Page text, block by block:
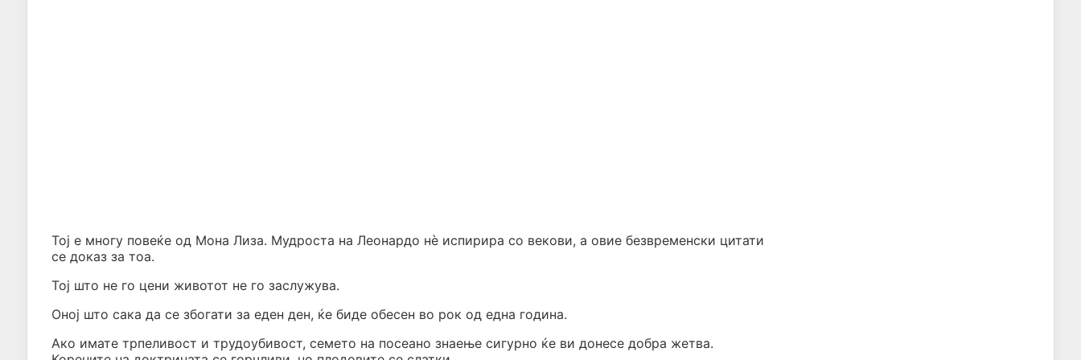
Тој е многу повеќе од Мона Лиза. Мудроста на Леонардо нѐ испирира со векови, а овие безвременски цитати
се доказ за тоа.
Тој што не го цени животот не го заслужува.
Оној што сака да се збогати за еден ден, ќе биде обесен во рок од една година.
Ако имате трпеливост и трудоубивост, семето на посеано знаење сигурно ќе ви донесе добра жетва.